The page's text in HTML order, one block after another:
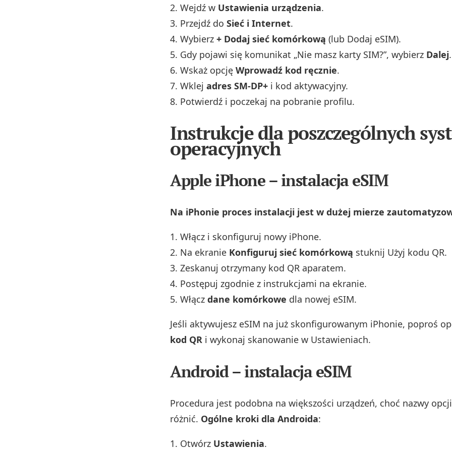
Wejdź w Ustawienia urządzenia.
Przejdź do Sieć i Internet.
Wybierz + Dodaj sieć komórkową (lub Dodaj eSIM).
Gdy pojawi się komunikat „Nie masz karty SIM?”, wybierz Dalej.
Wskaż opcję Wprowadź kod ręcznie.
Wklej adres SM‑DP+ i kod aktywacyjny.
Potwierdź i poczekaj na pobranie profilu.
Instrukcje dla poszczególnych
operacyjnych
Apple iPhone – instalacja eSIM
Na iPhonie proces instalacji jest w dużej mierze
Włącz i skonfiguruj nowy iPhone.
Na ekranie Konfiguruj sieć komórkową stuknij Użyj kodu QR.
Zeskanuj otrzymany kod QR aparatem.
Postępuj zgodnie z instrukcjami na ekranie.
Włącz dane komórkowe dla nowej eSIM.
Jeśli aktywujesz eSIM na już skonfigurowanym iPhonie, poproś
kod QR i wykonaj skanowanie w Ustawieniach.
Android – instalacja eSIM
Procedura jest podobna na większości urządzeń, choć nazwy
różnić. Ogólne kroki dla Androida:
Otwórz Ustawienia.